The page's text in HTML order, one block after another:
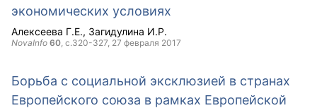
экономических условиях
Алексеева Г.Е. Загидулина И.Р.
NovaInfo 60, с.320-327, 27 февраля 2017
Борьба с социальной эксклюзией в странах
Европейского союза в рамках Европейской